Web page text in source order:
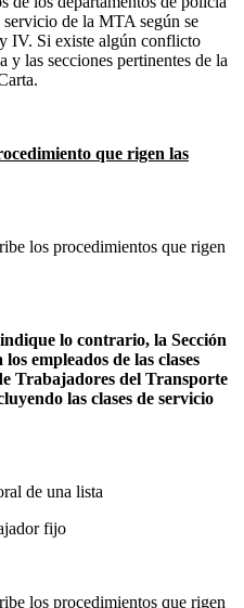
de la MTA según se
IV. Si existe algún conflicto
y las secciones pertinentes de la
que rigen las
los procedimientos que rigen
lo contrario, la Sección
empleados de las clases
Trabajadores del Transporte
las clases de servicio
una lista
fijo
los procedimientos que rigen